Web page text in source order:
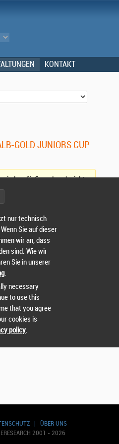
KONTAKT
GOLD JUNIORS CUP
| ÜBER UNS
2001 - 2026
sind vorläufig und noch nicht
(
Wettbewerb.
nur technisch
Sie auf dieser
wir an, dass
sind. Wie wir
Sie in unserer
.
necessary
to use this
that you agree
cookies is
policy.